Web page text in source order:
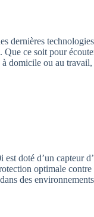
dernières
Que ce soit pour
ou au
doté d’un capteur
optimale
des